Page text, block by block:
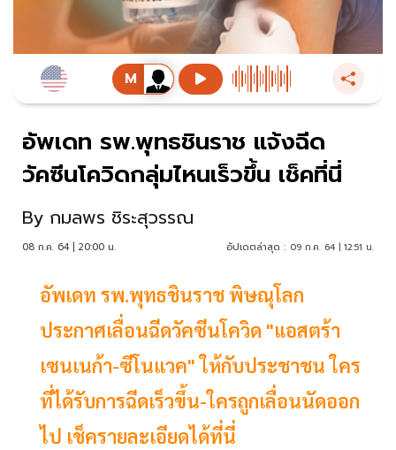
อัพเดท รพ.พุทธชินราช แจ้งฉีด
วัคซีนโควิดกลุ่มไหนเร็วขึ้น เช็คที่นี่
By กมลพร ชิระสุวรรณ
08 ก.ค. 64 | 20:00 น. อัปเดตล่าสุด : 09 ก.ค. 64 | 12:51 น.
อัพเดท รพ.พุทธชินราช พิษณุโลก
ประกาศเลื่อนฉีดวัคซีนโควิด "แอสตร้า
เซนเนก้า-ซีโนแวค" ให้กับประชาชน ใคร
ที่ได้รับการฉีดเร็วขึ้น-ใครถูกเลื่อนนัดออก
ไป เช็ครายละเอียดได้ที่นี่